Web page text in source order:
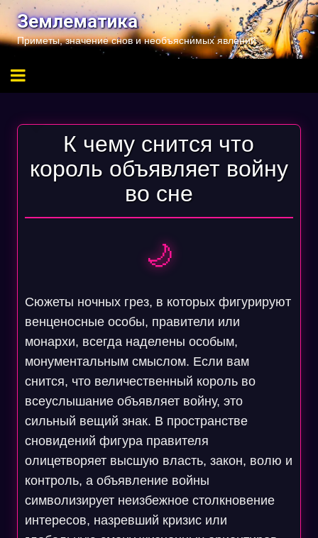
Перейти
содержимому
Землематика
Приметы, значение снов и необъяснимых явлений
К чему снится что
король объявляет войну
во сне
🌙
Сюжеты ночных грез, в которых фигурируют
венценосные особы, правители или
монархи, всегда наделены особым,
монументальным смыслом. Если вам
снится, что величественный король во
всеуслышание объявляет войну, это
сильный вещий знак. В пространстве
сновидений фигура правителя
олицетворяет высшую власть, закон, волю и
контроль, а объявление войны
символизирует неизбежное столкновение
интересов, назревший кризис или